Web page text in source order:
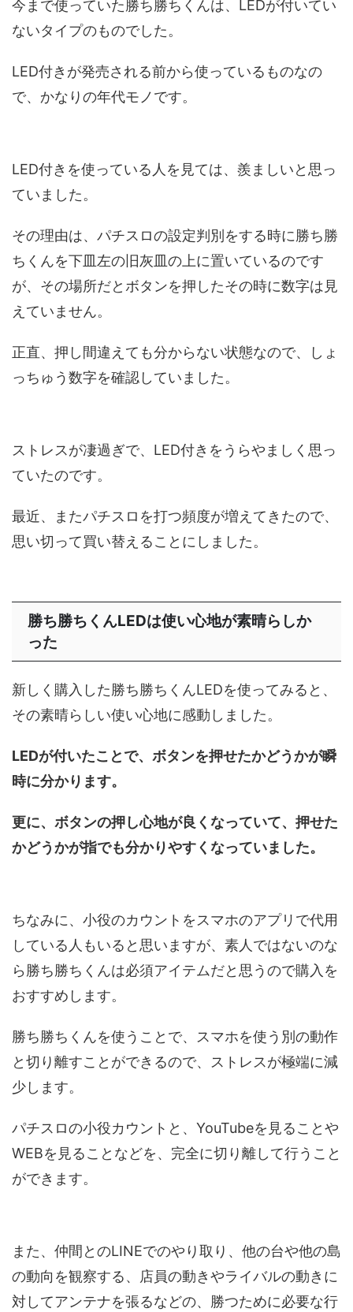
今まで使っていた勝ち勝ちくんは、LEDが付いてい
ないタイプのものでした。
LED付きが発売される前から使っているものなの
で、かなりの年代モノです。
LED付きを使っている人を見ては、羨ましいと思っ
ていました。
その理由は、パチスロの設定判別をする時に勝ち勝
ちくんを下皿左の旧灰皿の上に置いているのです
が、その場所だとボタンを押したその時に数字は見
えていません。
正直、押し間違えても分からない状態なので、しょ
っちゅう数字を確認していました。
ストレスが凄過ぎで、LED付きをうらやましく思っ
ていたのです。
最近、またパチスロを打つ頻度が増えてきたので、
思い切って買い替えることにしました。
勝ち勝ちくんLEDは使い心地が素晴らしか
った
新しく購入した勝ち勝ちくんLEDを使ってみると、
その素晴らしい使い心地に感動しました。
LEDが付いたことで、ボタンを押せたかどうかが瞬
時に分かります。
更に、ボタンの押し心地が良くなっていて、押せた
かどうかが指でも分かりやすくなっていました。
ちなみに、小役のカウントをスマホのアプリで代用
している人もいると思いますが、素人ではないのな
ら勝ち勝ちくんは必須アイテムだと思うので購入を
おすすめします。
勝ち勝ちくんを使うことで、スマホを使う別の動作
と切り離すことができるので、ストレスが極端に減
少します。
パチスロの小役カウントと、YouTubeを見ることや
WEBを見ることなどを、完全に切り離して行うこと
ができます。
また、仲間とのLINEでのやり取り、他の台や他の島
の動向を観察する、店員の動きやライバルの動きに
対してアンテナを張るなどの、勝つために必要な行